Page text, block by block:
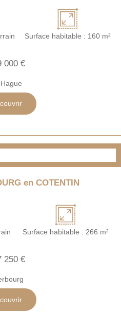
Surface habitable : 160 m²
000 €
en COTENTIN
Surface habitable : 266 m²
250 €